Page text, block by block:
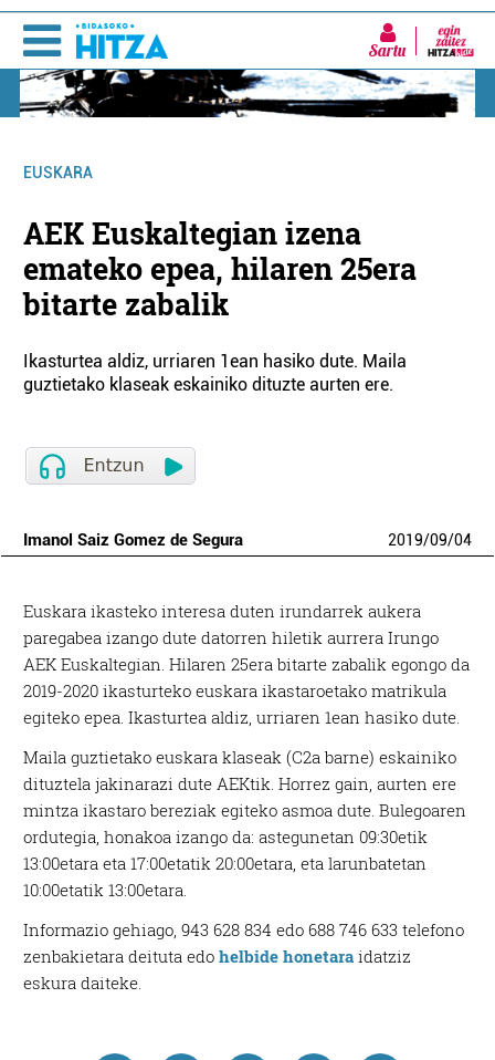
Sartu
EUSKARA
AEK Euskaltegian izena
emateko epea, hilaren 25era
bitarte zabalik
Ikasturtea aldiz, urriaren 1ean hasiko dute. Maila
guztietako klaseak eskainiko dituzte aurten ere.
Imanol Saiz Gomez de Segura 2019/09/04
Euskara ikasteko interesa duten irundarrek aukera
paregabea izango dute datorren hiletik aurrera Irungo
AEK Euskaltegian. Hilaren 25era bitarte zabalik egongo da
2019-2020 ikasturteko euskara ikastaroetako matrikula
egiteko epea. Ikasturtea aldiz, urriaren 1ean hasiko dute.
Maila guztietako euskara klaseak (C2a barne) eskainiko
dituztela jakinarazi dute AEKtik. Horrez gain, aurten ere
mintza ikastaro bereziak egiteko asmoa dute. Bulegoaren
ordutegia, honakoa izango da: astegunetan 09:30etik
13:00etara eta 17:00etatik 20:00etara, eta larunbatetan
10:00etatik 13:00etara.
Informazio gehiago, 943 628 834 edo 688 746 633 telefono
zenbakietara deituta edohelbide honetara idatziz
eskura daiteke.